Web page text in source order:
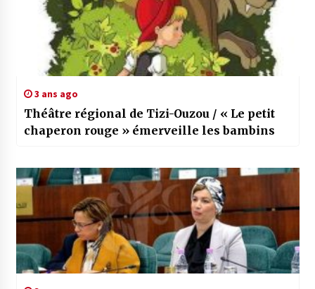
3 ans ago
Théâtre régional de Tizi-Ouzou / « Le petit
chaperon rouge » émerveille les bambins